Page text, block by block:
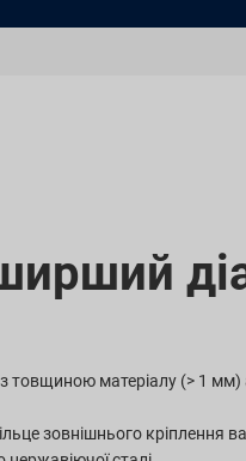
товщиною матеріалу (> 1 мм)
зовнішнього кріплення